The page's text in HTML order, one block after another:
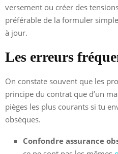
versement ou créer des
préférable de la formuler
à jour.
Les erreurs
On constate souvent que les
principe du contrat que d’un
pièges les plus courants si tu
obsèques.
Confondre assurance